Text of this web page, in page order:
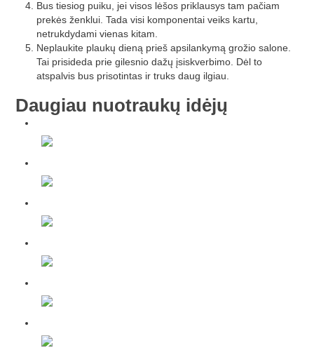
Bus tiesiog puiku, jei visos lėšos priklausys tam pačiam
prekės ženklui. Tada visi komponentai veiks kartu,
netrukdydami vienas kitam.
Neplaukite plaukų dieną prieš apsilankymą grožio salone.
Tai prisideda prie gilesnio dažų įsiskverbimo. Dėl to
atspalvis bus prisotintas ir truks daug ilgiau.
Daugiau nuotraukų idėjų